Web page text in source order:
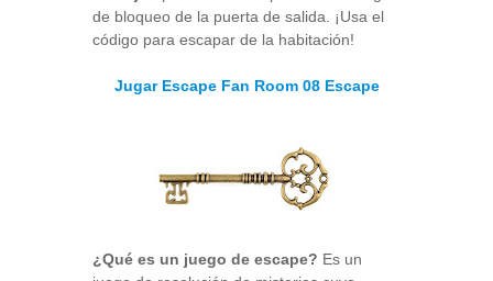
de bloqueo de la puerta de salida. ¡Usa el
código para escapar de la habitación!
Jugar Escape Fan Room 08 Escape
¿Qué es un juego de escape? Es un